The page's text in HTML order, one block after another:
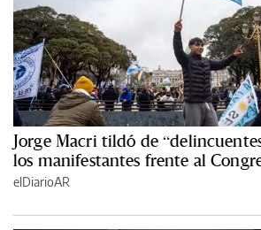
Jorge Macri tildó de
los manifestantes frente al
elDiarioAR